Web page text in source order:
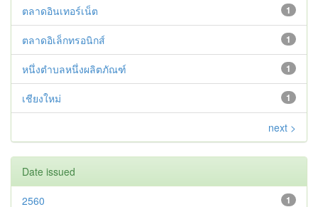
1
ตลาดอินเทอร์เน็ต
1
ตลาดอิเล็กทรอนิกส์
1
หนึ่งตำบลหนึ่งผลิตภัณฑ์
1
เชียงใหม่
next >
Date issued
1
2560